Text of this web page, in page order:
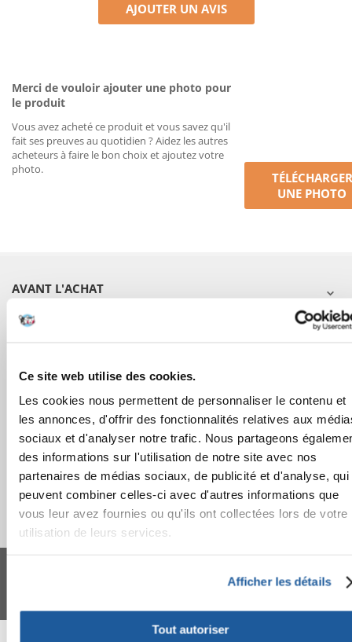
Ce site web utilise des cookies.
Les cookies nous permettent de personnaliser le contenu et
les annonces, d'offrir des fonctionnalités relatives aux
sociaux et d'analyser notre trafic. Nous partageons
des informations sur l'utilisation de notre site avec nos
partenaires de médias sociaux, de publicité et d'analyse, qui
peuvent combiner celles-ci avec d'autres informations que
vous leur avez fournies ou qu'ils ont collectées lors de votre
utilisation de leurs services.
Afficher les détails
Tout autoriser
AJOUTER UN AVIS
Merci de vouloir ajouter une photo pour
le produit
Vous avez acheté ce produit et vous savez qu'il
fait ses preuves au quotidien ? Aidez les autres
acheteurs à faire le bon choix et ajoutez votre
photo.
TÉLÉCHARGER
UNE PHOTO
AVANT L'ACHAT
COMMANDES
APRÈS L'ACHAT
APPRENEZ À NOUS CONNAÎTRE
Tous les prix incluent la TVA / plus l'expédition
FERA INTERNATIONAL: